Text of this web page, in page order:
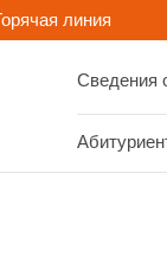
линия
Сведения